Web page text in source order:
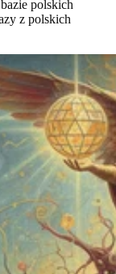
polskich
z polskich